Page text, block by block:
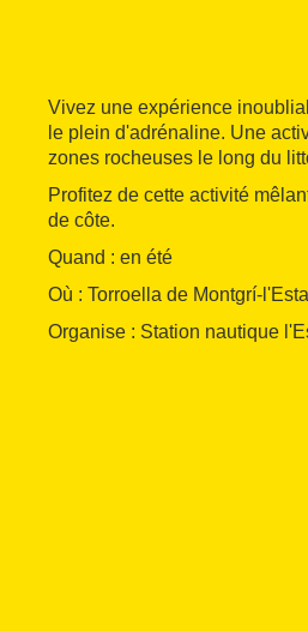
Vivez une expérience
le plein d'adrénaline. Une
zones rocheuses le long du
Profitez de cette activité
de côte.
Quand : en été
Où : Torroella de Montgrí-
Organise : Station nautique